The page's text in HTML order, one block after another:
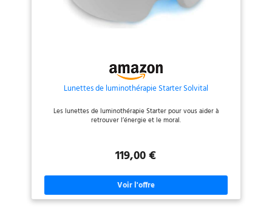
manuel FR inclus pour une prise
en main rapide. Dimensions
bleue : 600 lux / Lumière blanche
: 1500 lux Batterie rechargeable
intégrée en polymère de lithium
Lumière blanche : 1,5 h Exigences
relatives au chargeur USB DC 5 V
Lunettes de luminothérapie Starter Solvital
Les lunettes de luminothérapie Starter pour vous aider à
retrouver l’énergie et le moral.
119,00 €